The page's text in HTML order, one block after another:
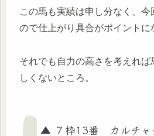
この馬も実績は申し分なく、
ので仕上がり具合がポイントに
それでも自力の高さを考えれば
しくないところ。
▲ ７枠13番 カルチ